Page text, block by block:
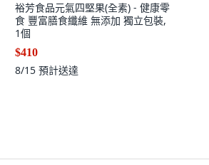
裕芳食品元氣四堅果(全素) - 健康零
食 豐富膳食纖維 無添加 獨立包裝,
1個
$410
8/15 預計送達